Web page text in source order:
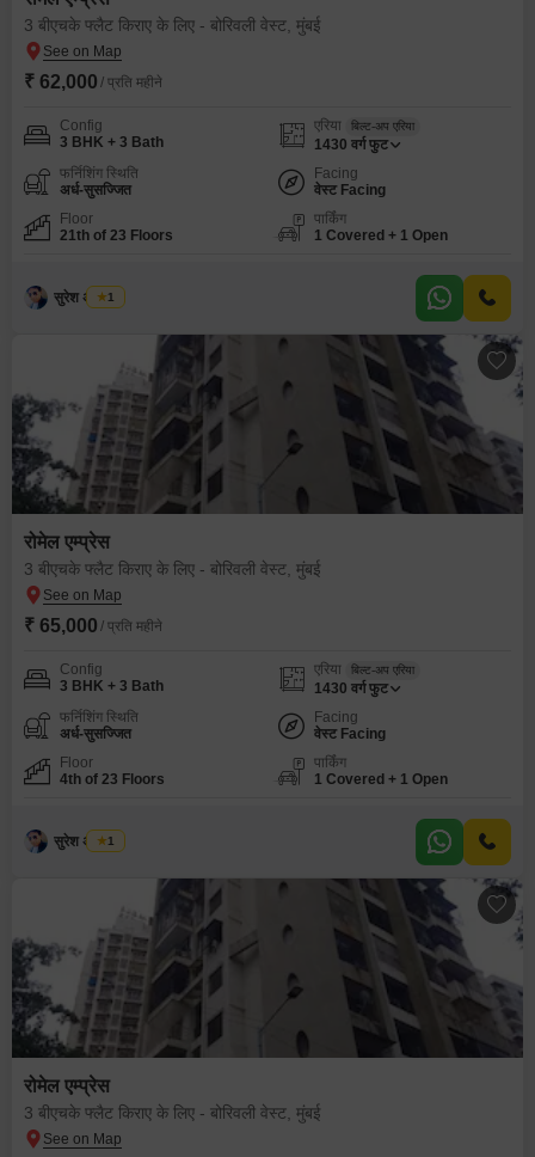
3 बीएचके फ्लैट किराए के लिए - बोरिवली वेस्ट, मुंबई
₹ 62,000 / प्रति महीने
Config
3 BHK + 3 Bath
एरिया बिल्ट-अप एरिया
1430 वर्ग फुट
फर्निशिंग स्थिति
अर्ध-सुसज्जित
Facing
वेस्ट Facing
Floor
21th of 23 Floors
पार्किंग
1 Covered + 1 Open
सुरेश अ तायडे
1
रोमेल एम्प्रेस
3 बीएचके फ्लैट किराए के लिए - बोरिवली वेस्ट, मुंबई
₹ 65,000 / प्रति महीने
Config
3 BHK + 3 Bath
एरिया बिल्ट-अप एरिया
1430 वर्ग फुट
फर्निशिंग स्थिति
अर्ध-सुसज्जित
Facing
वेस्ट Facing
Floor
4th of 23 Floors
पार्किंग
1 Covered + 1 Open
सुरेश अ तायडे
1
रोमेल एम्प्रेस
3 बीएचके फ्लैट किराए के लिए - बोरिवली वेस्ट, मुंबई